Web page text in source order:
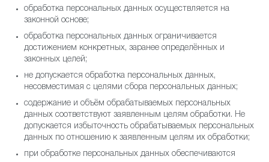
обработка персональных данных осуществляется на
законной основе;
обработка персональных данных ограничивается
достижением конкретных, заранее определённых и
законных целей;
не допускается обработка персональных данных,
несовместимая с целями сбора персональных данных;
содержание и объём обрабатываемых персональных
данных соответствуют заявленным целям обработки. Не
допускается избыточность обрабатываемых персональных
данных по отношению к заявленным целям их обработки;
при обработке персональных данных обеспечиваются